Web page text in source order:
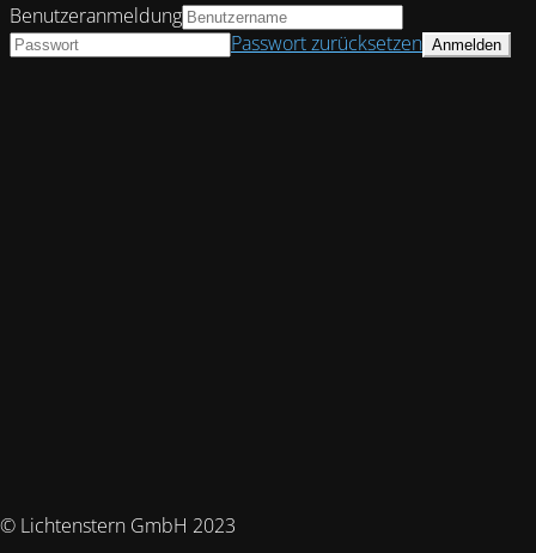
© Lichtenstern GmbH 2023
Benutzeranmeldung
Passwort zurücksetzen